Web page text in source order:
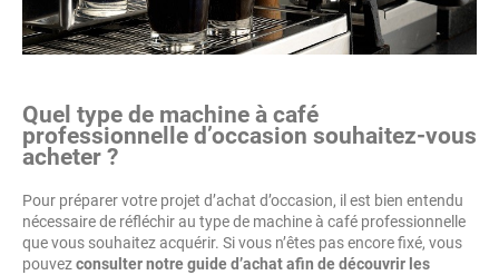
Quel type de machine à café
professionnelle d’occasion souhaitez-vous
acheter ?
Pour préparer votre projet d’achat d’occasion, il est bien entendu
nécessaire de réfléchir au type de machine à café professionnelle
que vous souhaitez acquérir. Si vous n’êtes pas encore fixé, vous
pouvezconsulter notre guide d’achat afin de découvrir les